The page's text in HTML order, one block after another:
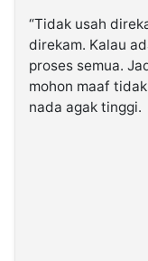
“Tidak usah
direkam. Kalau
proses semua.
mohon maaf
nada agak tinggi.